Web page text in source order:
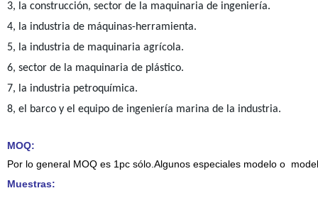
3, la construcción, sector de la maquinaria de ingeniería.
4, la industria de máquinas-herramienta.
5, la industria de maquinaria agrícola.
6, sector de la maquinaria de plástico.
7, la industria petroquímica.
8, el barco y el equipo de ingeniería marina de la industria.
MOQ:
Por lo general MOQ es 1pc sólo.Algunos especiales modelo o
Muestras: